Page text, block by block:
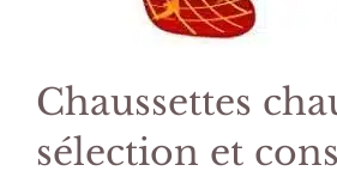
Chaussettes
sélection et